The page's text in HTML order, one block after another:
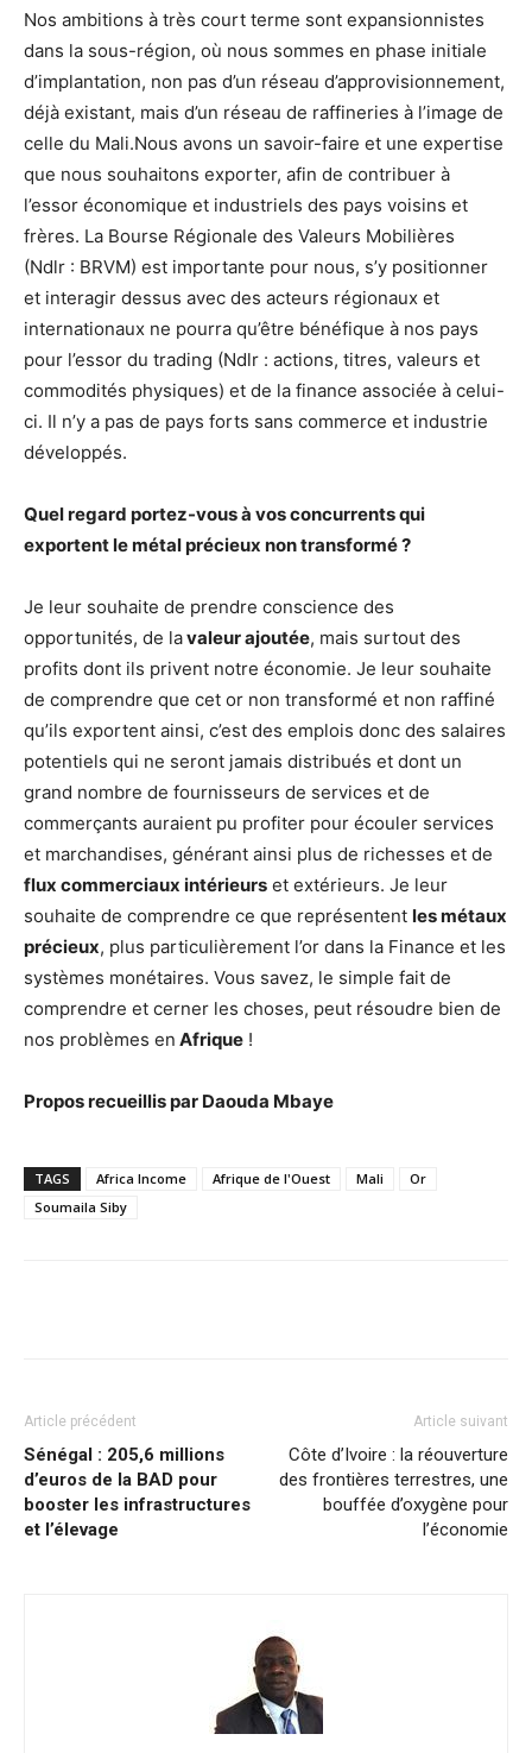
Nos ambitions à très court terme sont expansionnistes
dans la sous-région, où nous sommes en phase initiale
d’implantation, non pas d’un réseau d’approvisionnement,
déjà existant, mais d’un réseau de raffineries à l’image de
celle du Mali.Nous avons un savoir-faire et une expertise
que nous souhaitons exporter, afin de contribuer à
l’essor économique et industriels des pays voisins et
frères. La Bourse Régionale des Valeurs Mobilières
(Ndlr : BRVM) est importante pour nous, s’y positionner
et interagir dessus avec des acteurs régionaux et
internationaux ne pourra qu’être bénéfique à nos pays
pour l’essor du trading (Ndlr : actions, titres, valeurs et
commodités physiques) et de la finance associée à celui-
ci. Il n’y a pas de pays forts sans commerce et industrie
développés.
Quel regard portez-vous à vos concurrents qui
exportent le métal précieux non transformé ?
Je leur souhaite de prendre conscience des
opportunités, de lavaleur ajoutée, mais surtout des
profits dont ils privent notre économie. Je leur souhaite
de comprendre que cet or non transformé et non raffiné
qu’ils exportent ainsi, c’est des emplois donc des salaires
potentiels qui ne seront jamais distribués et dont un
grand nombre de fournisseurs de services et de
commerçants auraient pu profiter pour écouler services
et marchandises, générant ainsi plus de richesses et de
flux commerciaux intérieurs et extérieurs. Je leur
souhaite de comprendre ce que représentent les métaux
précieux, plus particulièrement l’or dans la Finance et les
systèmes monétaires. Vous savez, le simple fait de
comprendre et cerner les choses, peut résoudre bien de
nos problèmes en Afrique !
Propos recueillis par Daouda Mbaye
TAGS Africa Income Afrique de l'Ouest Mali
Or
Soumaila Siby
Article précédent
Sénégal : 205,6 millions
d’euros de la BAD pour
booster les infrastructures
et l’élevage
Article suivant
Côte d’Ivoire : la réouverture
des frontières terrestres, une
bouffée d’oxygène pour
l’économie